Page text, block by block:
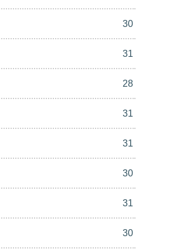
30
31
28
31
31
30
31
30